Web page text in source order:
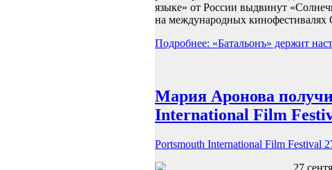
языке» от России выдвинут
на международных
Подробнее: «Батальонъ» держит
Мария Аронова
International Film
Portsmouth International Film Festival
27